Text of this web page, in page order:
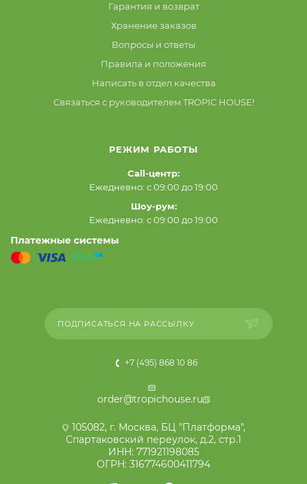
Гарантия и возврат
Хранение заказов
Вопросы и ответы
Правила и положения
Написать в отдел качества
Связаться с руководителем TROPIC HOUSE!
РЕЖИМ РАБОТЫ
Call-центр:
Ежедневно: с 09:00 до 19:00
Шоу-рум:
Ежедневно: с 09:00 до 19:00
ПОДПИСАТЬСЯ НА РАССЫЛКУ
+7 (495) 868 10 86
order@tropichouse.ru
105082, г. Москва, БЦ "Платформа",
Спартаковский переулок, д.2, стр.1
ИНН: 771921198085
ОГРН: 316774600411794